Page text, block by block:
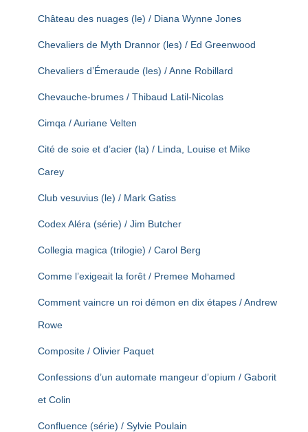
Château des nuages (le) / Diana Wynne Jones
Chevaliers de Myth Drannor (les) / Ed Greenwood
Chevaliers d’Émeraude (les) / Anne Robillard
Chevauche-brumes / Thibaud Latil-Nicolas
Cimqa / Auriane Velten
Cité de soie et d’acier (la) / Linda, Louise et Mike
Carey
Club vesuvius (le) / Mark Gatiss
Codex Aléra (série) / Jim Butcher
Collegia magica (trilogie) / Carol Berg
Comme l’exigeait la forêt / Premee Mohamed
Comment vaincre un roi démon en dix étapes / Andrew
Rowe
Composite / Olivier Paquet
Confessions d’un automate mangeur d’opium / Gaborit
et Colin
Confluence (série) / Sylvie Poulain